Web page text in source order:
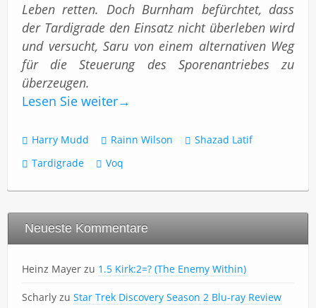
Leben retten. Doch Burnham befürchtet, dass
der Tardigrade den Einsatz nicht überleben wird
und versucht, Saru von einem alternativen Weg
für die Steuerung des Sporenantriebes zu
überzeugen.
Lesen Sie weiter→
Harry Mudd Rainn Wilson
Shazad Latif
Tardigrade
Voq
Neueste Kommentare
Heinz Mayer zu 1.5 Kirk:2=? (The Enemy Within)
Scharly zu Star Trek Discovery Season 2 Blu-ray Review